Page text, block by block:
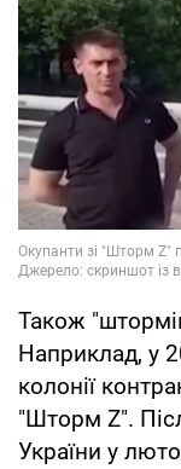
Також
Наприклад, у
колонії
"Шторм Z".
України у